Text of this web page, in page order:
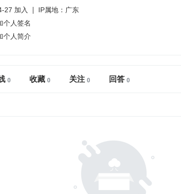
27 加入
IP属地：广东
个人签名
个人简介
收藏 关注 回答